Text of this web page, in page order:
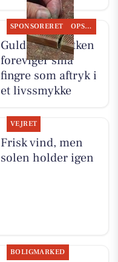
SPONSORERET OPSLAGSTAVLEN
Guldsmed Lütken
foreviger små
fingre som aftryk i
et livssmykke
VEJRET
Frisk vind, men
solen holder igen
BOLIGMARKED